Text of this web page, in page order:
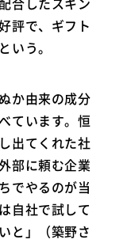
評で、ギフト
いう。
か由来の成分
ています。恒
出てくれた社
部に頼む企業
でやるのが当
自社で試して
と」（築野さ